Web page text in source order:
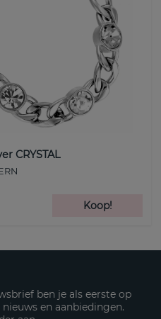
CRYSTAL
Koop!
ben je als eerste op
en aanbiedingen.